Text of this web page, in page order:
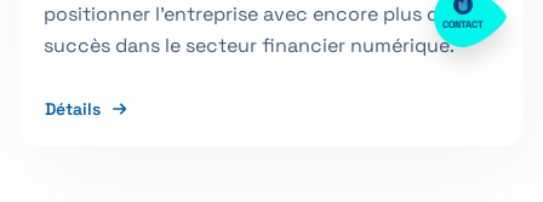
positionner l’entreprise avec encore plus de
succès dans le secteur financier numérique.
Détails
CONTACT